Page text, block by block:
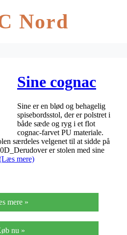
Nord
Sine cognac
Sine er en blød og behagelig
spisebordsstol, der er polstret i
både sæde og ryg i et flot
cognac-farvet PU materiale.
særdeles velgenet til at sidde på
er stolen med sine
mere)
mere »
nu »